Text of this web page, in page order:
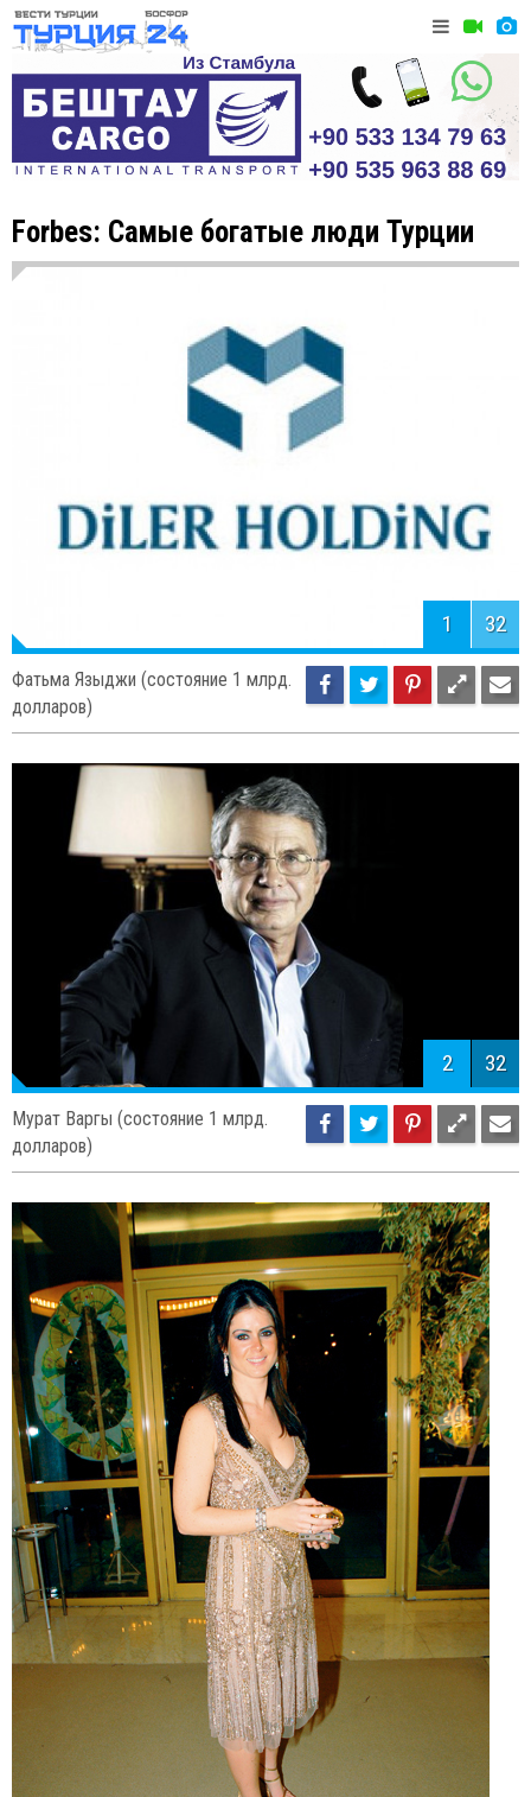
Forbes: Самые богатые люди Турции
1 32
Фатьма Языджи (состояние 1 млрд.
долларов)
2 32
Мурат Варгы (состояние 1 млрд.
долларов)